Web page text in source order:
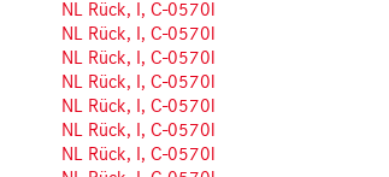
NL Rück, I, C-0570l
NL Rück, I, C-0570l
NL Rück, I, C-0570l
NL Rück, I, C-0570l
NL Rück, I, C-0570l
NL Rück, I, C-0570l
NL Rück, I, C-0570l